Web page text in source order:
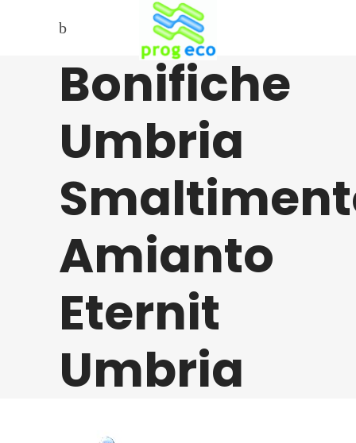
Bonifiche
Umbria
Amianto
Eternit
Umbria